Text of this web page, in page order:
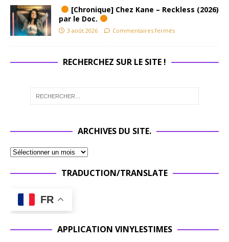
[Chronique] Chez Kane – Reckless (2026)
par le Doc.
3 août 2026 Commentaires fermés
RECHERCHEZ SUR LE SITE !
ARCHIVES DU SITE.
TRADUCTION/TRANSLATE
FR
APPLICATION VINYLESTIMES